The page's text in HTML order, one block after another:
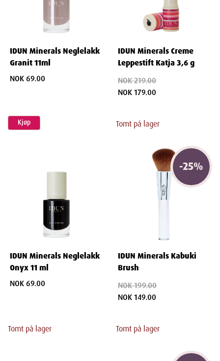
i et tidløst, nordisk design. Utforsk et univers av ren og
pleiende skjønnhet, og la din indre gudinne skinne.
IDUN Minerals Neglelakk
Granit 11ml
NOK 69.00
Kjøp
IDUN Minerals Creme
Leppestift Katja 3,6 g
NOK 219.00
NOK 179.00
Tomt på lager
IDUN Minerals Neglelakk
Onyx 11 ml
NOK 69.00
Tomt på lager
-25%
IDUN Minerals Kabuki
Brush
NOK 199.00
NOK 149.00
Tomt på lager